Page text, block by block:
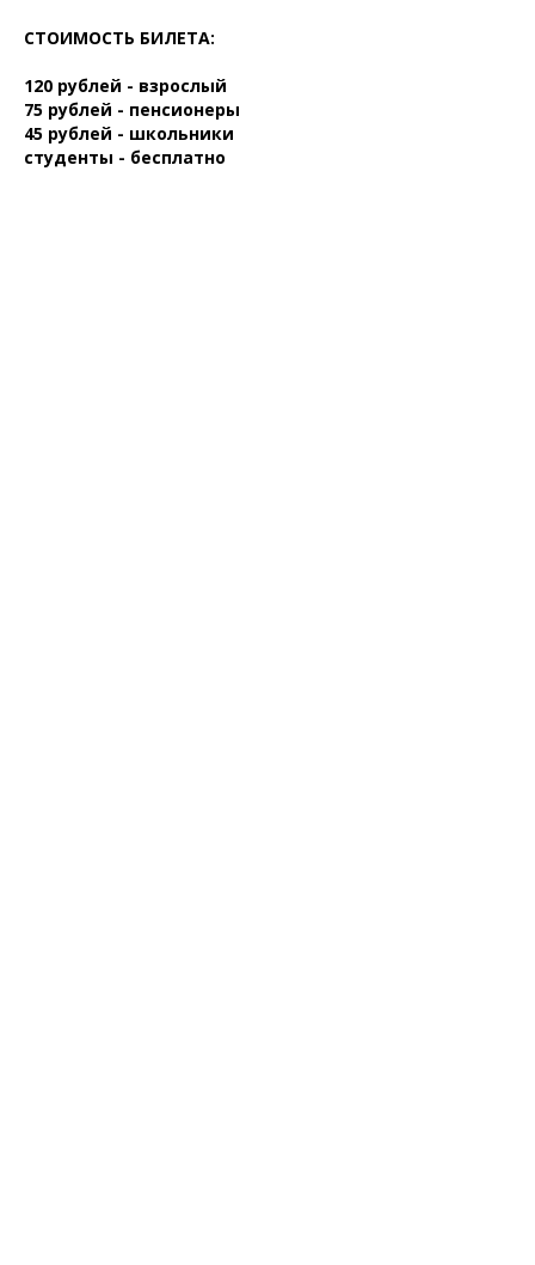
СТОИМОСТЬ БИЛЕТА:
120 рублей - взрослый
75 рублей - пенсионеры
45 рублей - школьники
студенты - бесплатно